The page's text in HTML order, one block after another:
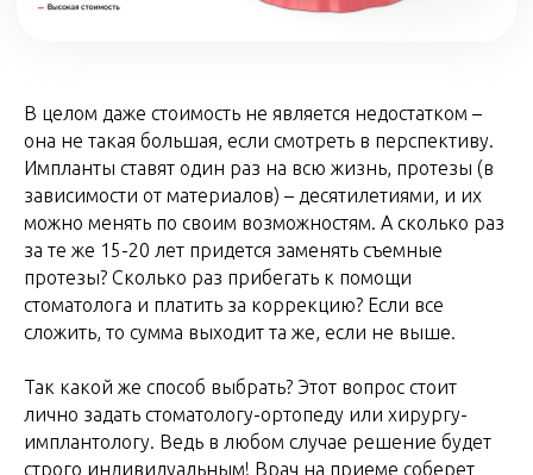
В целом даже стоимость не является недостатком –
она не такая большая, если смотреть в перспективу.
Импланты ставят один раз на всю жизнь, протезы (в
зависимости от материалов) – десятилетиями, и их
можно менять по своим возможностям. А сколько раз
за те же 15-20 лет придется заменять съемные
протезы? Сколько раз прибегать к помощи
стоматолога и платить за коррекцию? Если все
сложить, то сумма выходит та же, если не выше.
Так какой же способ выбрать? Этот вопрос стоит
лично задать стоматологу-ортопеду или хирургу-
имплантологу. Ведь в любом случае решение будет
строго индивидуальным! Врач на приеме соберет